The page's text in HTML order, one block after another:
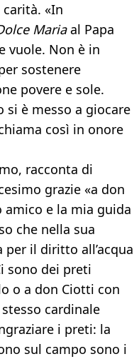
«In
Mariaal Papa
vuole. Non è in
sostenere
povere e sole.
si è messo a giocare
così in onore
racconta di
grazie «a don
amico e la mia guida
che nella sua
il diritto all’acqua
sono dei preti
o a don Ciotti con
cardinale
i preti: la
sul campo sono i